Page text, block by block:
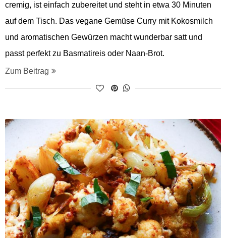
cremig, ist einfach zubereitet und steht in etwa 30 Minuten
auf dem Tisch. Das vegane Gemüse Curry mit Kokosmilch
und aromatischen Gewürzen macht wunderbar satt und
passt perfekt zu Basmatireis oder Naan-Brot.
Zum Beitrag